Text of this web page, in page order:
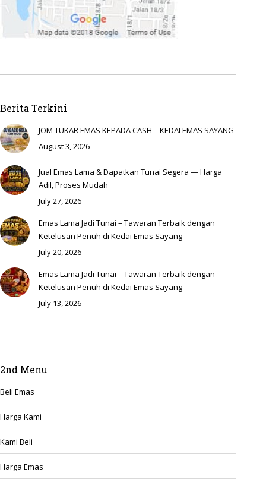
Berita Terkini
JOM TUKAR EMAS KEPADA CASH – KEDAI EMAS SAYANG
August 3, 2026
Jual Emas Lama & Dapatkan Tunai Segera — Harga
Adil, Proses Mudah
July 27, 2026
Emas Lama Jadi Tunai – Tawaran Terbaik dengan
Ketelusan Penuh di Kedai Emas Sayang
July 20, 2026
Emas Lama Jadi Tunai – Tawaran Terbaik dengan
Ketelusan Penuh di Kedai Emas Sayang
July 13, 2026
2nd Menu
Beli Emas
Harga Kami
Kami Beli
Harga Emas